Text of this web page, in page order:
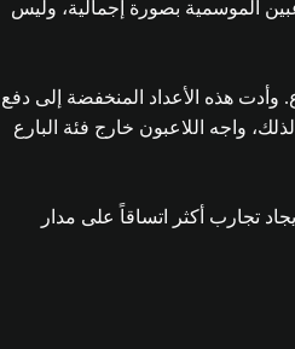
الموسمية بصورة إجمالية، وليس
وفئة البارع. وأدت هذه الأعداد المنخفضة إلى دفع
واجه اللاعبون خارج فئة البارع
تجارب أكثر اتساقاً على مدار